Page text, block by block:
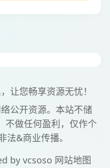
让您畅享资源无忧！
公开资源。本站不储
不做任何盈利，仅作个
法&商业传播。
by vcsoso 网站地图